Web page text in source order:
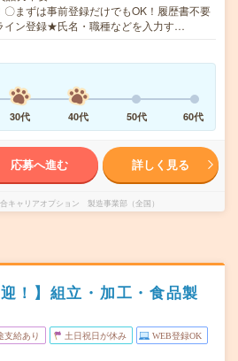
まずは事前登録だけでもOK！履歴書不要
イン登録★氏名・職種などを入力す…
30代 40代 50代 60代
応募へ進む 詳しく見る
キャリアオプション 製造事業部（全国）
！】組立・加工・食品製
支給あり 土日祝日が休み WEB登録OK